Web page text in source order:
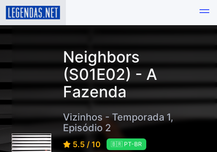
Neighbors
(S01E02) - A
Fazenda
Vizinhos - Temporada 1,
Episódio 2
5.5 / 10 🇧🇷 PT-BR